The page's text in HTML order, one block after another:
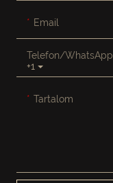
Email
+1
Telefon/WhatsApp
Tartalom